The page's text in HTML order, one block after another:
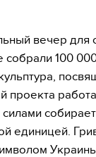
вечер для
100
собирает
единицей.